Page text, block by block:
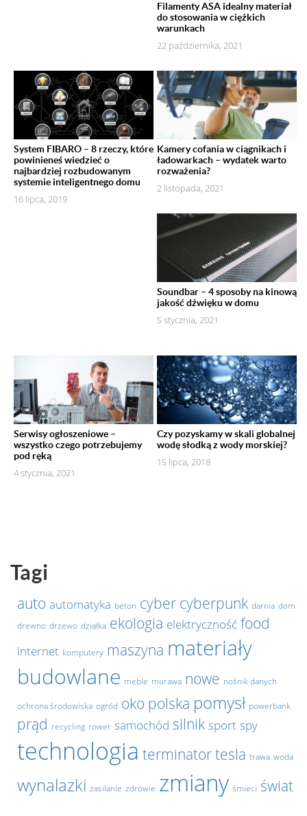
Filamenty ASA idealny materiał
do stosowania w ciężkich
warunkach
22 października, 2021
System FIBARO – 8 rzeczy, które
powinieneś wiedzieć o
najbardziej rozbudowanym
systemie inteligentnego domu
16 lipca, 2019
Kamery cofania w ciągnikach i
ładowarkach – wydatek warto
rozważenia?
2 listopada, 2021
Soundbar – 4 sposoby na kinową
jakość dźwięku w domu
5 stycznia, 2021
Serwisy ogłoszeniowe –
wszystko czego potrzebujemy
pod ręką
4 stycznia, 2021
Czy pozyskamy w skali globalnej
wodę słodką z wody morskiej?
15 lipca, 2018
Tagi
auto automatyka beton cyber cyberpunk darnia dom
drewno drzewo działka ekologia elektryczność food
internet komputery maszyna materiały
budowlane meble murawa nowe nośnik danych
ochrona środowiska ogród oko polska pomysł powerbank
prąd recycling rower samochód silnik sport spy
technologia terminatortesla trawa woda
wynalazki zasilanie zdrowie zmiany śmieci świat